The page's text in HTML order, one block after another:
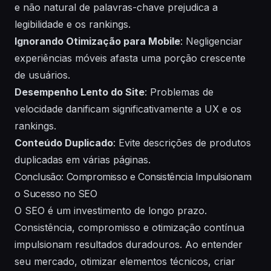
e não natural de palavras-chave prejudica a
legibilidade e os rankings.
Ignorando Otimização para Mobile: Negligenciar
experiências móveis afasta uma porção crescente
de usuários.
Desempenho Lento do Site: Problemas de
velocidade danificam significativamente a UX e os
rankings.
Conteúdo Duplicado: Evite descrições de produtos
duplicadas em várias páginas.
Conclusão: Compromisso e Consistência Impulsionam
o Sucesso no SEO
O SEO é um investimento de longo prazo.
Consistência, compromisso e otimização contínua
impulsionam resultados duradouros. Ao entender
seu mercado, otimizar elementos técnicos, criar